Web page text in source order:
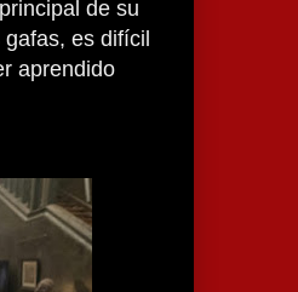
de su
es difícil
aprendido